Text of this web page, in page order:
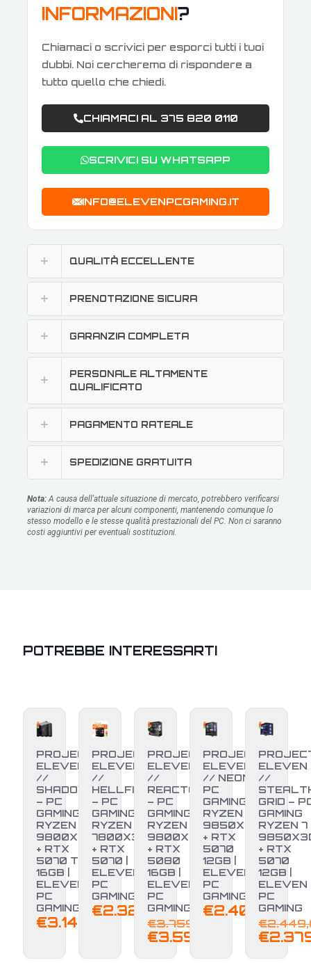
INFORMAZIONI?
Chiamaci o scrivici per esporci tutti i tuoi
dubbi. Noi cercheremo di rispondere a
tutto quello che chiedi.
CHIAMACI AL 375 820 0110
SCRIVICI SU WHATSAPP
INFO@ELEVENPCGAMING.IT
QUALITÀ ECCELLENTE
PRENOTAZIONE SICURA
GARANZIA COMPLETA
PERSONALE ALTAMENTE
QUALIFICATO
PAGAMENTO RATEALE
SPEDIZIONE GRATUITA
Nota: A causa dell'attuale situazione di mercato, potrebbero verificarsi
variazioni di marca per alcuni componenti, mantenendo comunque lo
stesso modello e le stesse qualità prestazionali del PC. Non ci saranno
costi aggiuntivi per eventuali sostituzioni.
POTREBBE INTERESSARTI
PROJECT
ELEVEN
//
SHADOW
– PC
GAMING
RYZEN 7
9800X3D
+ RTX
5070 TI
16GB |
ELEVEN
PC
GAMING
€3.149,00
PROJECT
ELEVEN
//
HELLFIRE
– PC
GAMING
RYZEN 7
7800X3D
+ RTX
5070 |
ELEVEN
PC
GAMING
€2.329,00
-4%
PROJECT
ELEVEN
//
REACTOR
– PC
GAMING
RYZEN 7
9800X3D
+ RTX
5080
16GB |
ELEVEN
PC
GAMING
€3.759,00 Il
prezzo
originale
era:
€3.599,00
attuale
PROJECT
ELEVEN
// NEON –
PC
GAMING
RYZEN 7
9850X3D
+ RTX
5070
12GB |
ELEVEN
PC
GAMING
€2.400,00
-3%
ELEVEN
//
GRID –
GAMING
RYZEN 7
+ RTX
5070
12GB |
ELEVEN
PC
GAMING
€
€